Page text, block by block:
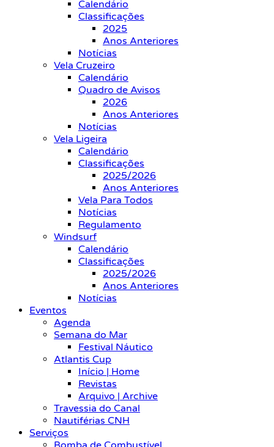
Calendário
Classificações
2025
Anos Anteriores
Notícias
Vela Cruzeiro
Calendário
Quadro de Avisos
2026
Anos Anteriores
Notícias
Vela Ligeira
Calendário
Classificações
2025/2026
Anos Anteriores
Vela Para Todos
Notícias
Regulamento
Windsurf
Calendário
Classificações
2025/2026
Anos Anteriores
Notícias
Eventos
Agenda
Semana do Mar
Festival Náutico
Atlantis Cup
Início | Home
Revistas
Arquivo | Archive
Travessia do Canal
Nautiférias CNH
Serviços